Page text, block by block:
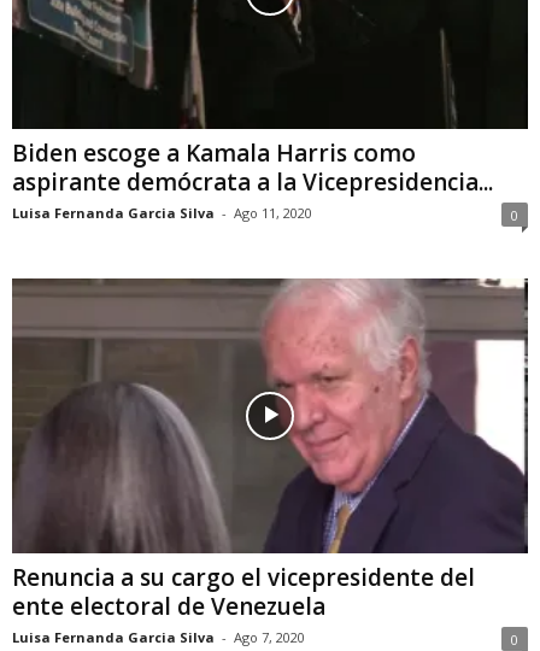
Biden escoge a Kamala Harris como
aspirante demócrata a la Vicepresidencia...
Luisa Fernanda Garcia Silva - Ago 11, 2020 0
Renuncia a su cargo el vicepresidente del
ente electoral de Venezuela
Luisa Fernanda Garcia Silva - Ago 7, 2020 0